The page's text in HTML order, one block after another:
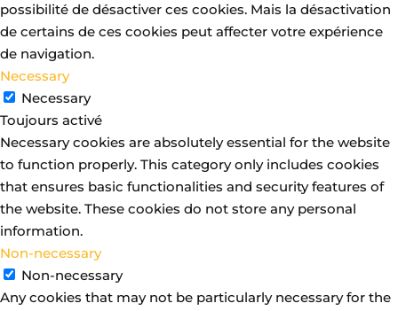
possibilité de désactiver ces cookies. Mais la désactivation
de certains de ces cookies peut affecter votre expérience
de navigation.
Necessary
Necessary
Toujours activé
Necessary cookies are absolutely essential for the website
to function properly. This category only includes cookies
that ensures basic functionalities and security features of
the website. These cookies do not store any personal
information.
Non-necessary
Non-necessary
Any cookies that may not be particularly necessary for the